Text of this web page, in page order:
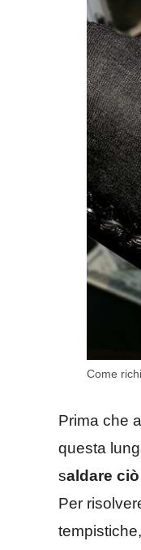
Come
Prima che
questa
saldare
Per